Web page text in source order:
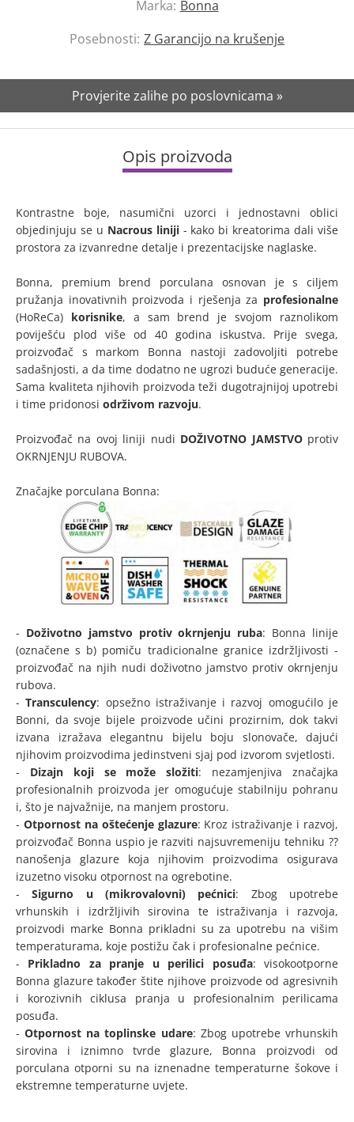
Marka: Bonna
Posebnosti: Z Garancijo na krušenje
Provjerite zalihe po poslovnicama »
Opis proizvoda
Kontrastne boje, nasumični uzorci i jednostavni oblici
objedinjuju se u Nacrous liniji- kako bi kreatorima dali više
prostora za izvanredne detalje i prezentacijske naglaske.
Bonna, premium brend porculana osnovan je s ciljem
pružanja inovativnih proizvoda i rješenja za profesionalne
(HoReCa) korisnike, a sam brend je svojom raznolikom
poviješću plod više od 40 godina iskustva. Prije svega,
proizvođač s markom Bonna nastoji zadovoljiti potrebe
sadašnjosti, a da time dodatno ne ugrozi buduće generacije.
Sama kvaliteta njihovih proizvoda teži dugotrajnijoj upotrebi
i time pridonosi održivom razvoju.
Proizvođač na ovoj liniji nudi DOŽIVOTNO JAMSTVOprotiv
OKRNJENJU RUBOVA.
Značajke porculana Bonna:
- Doživotno jamstvo protiv okrnjenju ruba: Bonna linije
(označene s b) pomiču tradicionalne granice izdržljivosti -
proizvođač na njih nudi doživotno jamstvo protiv okrnjenju
rubova.
-Transculency: opsežno istraživanje i razvoj omogućilo je
Bonni, da svoje bijele proizvode učini prozirnim, dok takvi
izvana izražava elegantnu bijelu boju slonovače, dajući
njihovim proizvodima jedinstveni sjaj pod izvorom svjetlosti.
- Dizajn koji se može složiti: nezamjenjiva značajka
profesionalnih proizvoda jer omogućuje stabilniju pohranu
i, što je najvažnije, na manjem prostoru.
- Otpornost na oštećenje glazure: Kroz istraživanje i razvoj,
proizvođač Bonna uspio je razviti najsuvremeniju tehniku ??
nanošenja glazure koja njihovim proizvodima osigurava
izuzetno visoku otpornost na ogrebotine.
-Sigurno u (mikrovalovni) pećnici: Zbog upotrebe
vrhunskih i izdržljivih sirovina te istraživanja i razvoja,
proizvodi marke Bonna prikladni su za upotrebu na višim
temperaturama, koje postižu čak i profesionalne pećnice.
- Prikladno za pranje u perilici posuđa: visokootporne
Bonna glazure također štite njihove proizvode od agresivnih
i korozivnih ciklusa pranja u profesionalnim perilicama
posuđa.
-Otpornost na toplinske udare: Zbog upotrebe vrhunskih
sirovina i iznimno tvrde glazure, Bonna proizvodi od
porculana otporni su na iznenadne temperaturne šokove i
ekstremne temperaturne uvjete.